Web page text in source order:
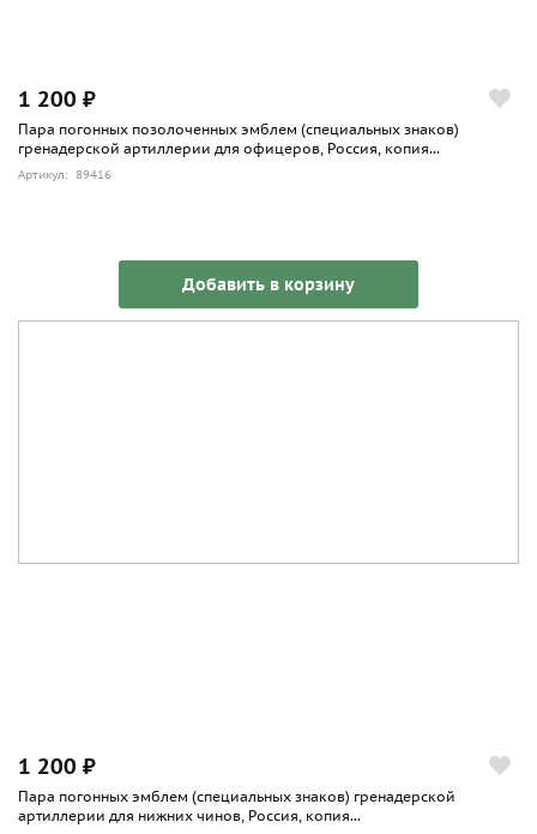
1 200 ₽
Пара погонных позолоченных эмблем (специальных знаков)
гренадерской артиллерии для офицеров, Россия, копия...
Артикул: 89416
Добавить в корзину
1 200 ₽
Пара погонных эмблем (специальных знаков) гренадерской
артиллерии для нижних чинов, Россия, копия...